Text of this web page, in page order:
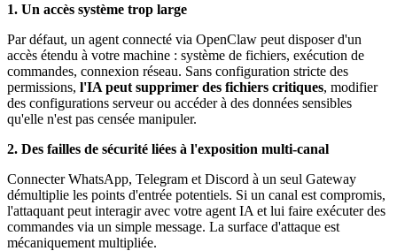
1. Un accès système trop large
Par défaut, un agent connecté via OpenClaw peut disposer d'un
accès étendu à votre machine : système de fichiers, exécution de
commandes, connexion réseau. Sans configuration stricte des
permissions, l'IA peut supprimer des fichiers critiques, modifier
des configurations serveur ou accéder à des données sensibles
qu'elle n'est pas censée manipuler.
2. Des failles de sécurité liées à l'exposition multi-canal
Connecter WhatsApp, Telegram et Discord à un seul Gateway
démultiplie les points d'entrée potentiels. Si un canal est compromis,
l'attaquant peut interagir avec votre agent IA et lui faire exécuter des
commandes via un simple message. La surface d'attaque est
mécaniquement multipliée.